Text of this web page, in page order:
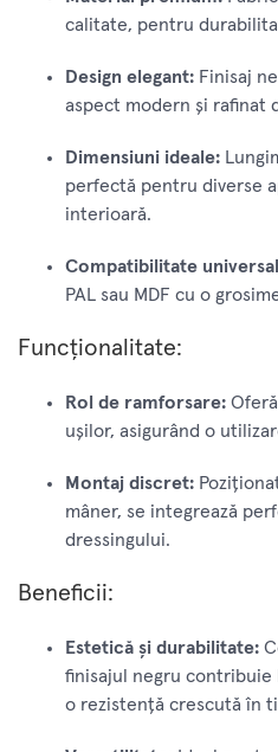
calitate, pentru
Design elegant: Finisaj
aspect modern și rafinat
Dimensiuni ideale:
perfectă pentru diverse
interioară.
Compatibilitate
PAL sau MDF cu o
Funcționalitate:
Rol de ramforsare:
ușilor, asigurând o
Montaj discret:
mâner, se integrează
dressingului.
Beneficii:
Estetică și durabilitate:
finisajul negru contribuie
o rezistență crescută în